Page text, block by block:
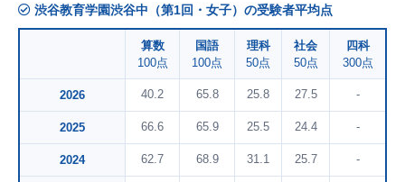
渋谷教育学園渋谷中（第1回・女子）の受験者平均点
算数
100点
国語
100点
理科
50点
社会
50点
四科
300点
2026 40.2 65.8 25.8 27.5 -
2025 66.6 65.9 25.5 24.4 -
2024 62.7 68.9 31.1 25.7 -